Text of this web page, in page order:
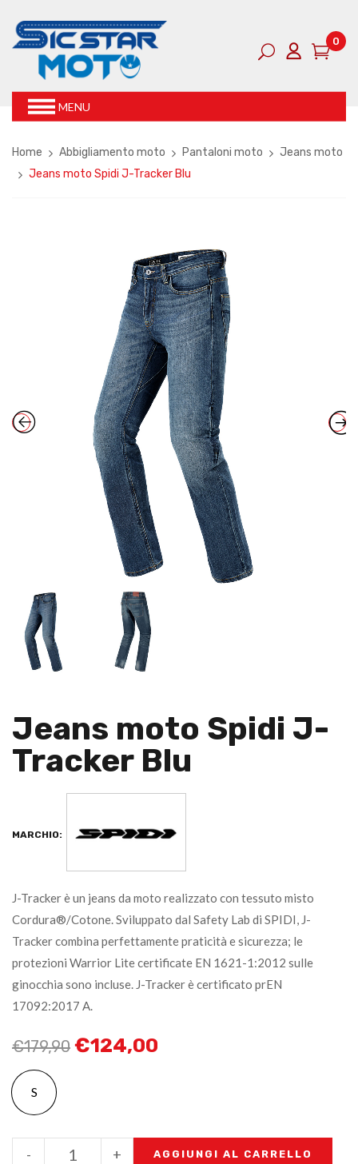
0
MENU
Home Abbigliamento moto Pantaloni moto
Jeans moto
Jeans moto Spidi J-Tracker Blu
Jeans moto Spidi J-
Tracker Blu
MARCHIO:
J-Tracker è un jeans da moto realizzato con tessuto misto
Cordura®/Cotone. Sviluppato dal Safety Lab di SPIDI, J-
Tracker combina perfettamente praticità e sicurezza; le
protezioni Warrior Lite certificate EN 1621-1:2012 sulle
ginocchia sono incluse. J-Tracker è certificato prEN
17092:2017 A.
€179,90 €124,00
S
+
- AGGIUNGI AL CARRELLO